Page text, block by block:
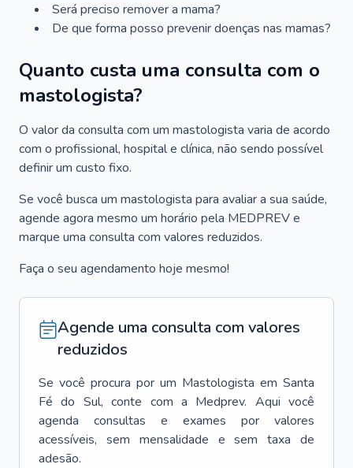
Será preciso remover a mama?
De que forma posso prevenir doenças nas mamas?
Quanto custa uma consulta com o
mastologista?
O valor da consulta com um mastologista varia de acordo
com o profissional, hospital e clínica, não sendo possível
definir um custo fixo.
Se você busca um mastologista para avaliar a sua saúde,
agende agora mesmo um horário pela MEDPREV e
marque uma consulta com valores reduzidos.
Faça o seu agendamento hoje mesmo!
Agende uma consulta com valores
reduzidos
Se você procura por um Mastologista em Santa
Fé do Sul, conte com a Medprev. Aqui você
agenda consultas e exames por valores
acessíveis, sem mensalidade e sem taxa de
adesão.